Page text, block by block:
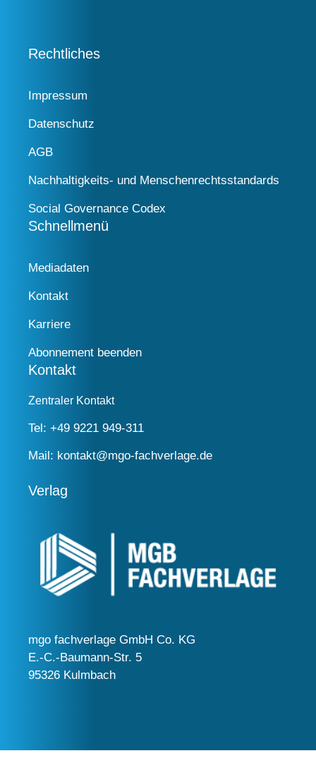
Rechtliches
Impressum
Datenschutz
AGB
Nachhaltigkeits- und Menschenrechtsstandards
Social Governance Codex
Schnellmenü
Mediadaten
Kontakt
Karriere
Abonnement beenden
Kontakt
Zentraler Kontakt
Tel: +49 9221 949-311
Mail: kontakt@mgo-fachverlage.de
Verlag
mgo fachverlage GmbH Co. KG
E.-C.-Baumann-Str. 5
95326 Kulmbach